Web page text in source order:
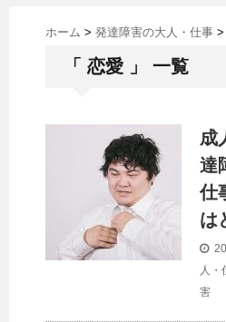
ホーム > 発達障害の大人・仕事 >
「 恋愛 」 一覧
成
達
仕
は
人・
害